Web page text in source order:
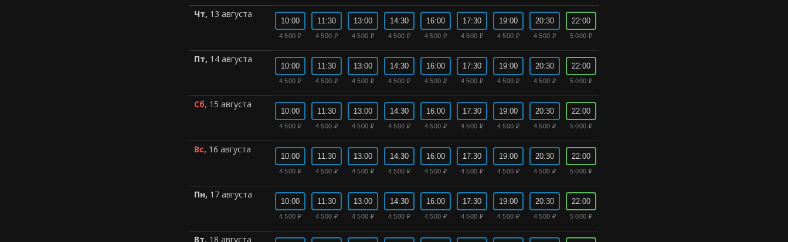
Чт, 13 августа
10:00
4 500 ₽
11:30
4 500 ₽
13:00
4 500 ₽
14:30
4 500 ₽
16:00
4 500 ₽
17:30
4 500 ₽
19:00
4 500 ₽
20:30
4 500 ₽
22:00
5 000 ₽
Пт, 14 августа
10:00
4 500 ₽
11:30
4 500 ₽
13:00
4 500 ₽
14:30
4 500 ₽
16:00
4 500 ₽
17:30
4 500 ₽
19:00
4 500 ₽
20:30
4 500 ₽
22:00
5 000 ₽
Сб, 15 августа
10:00
4 500 ₽
11:30
4 500 ₽
13:00
4 500 ₽
14:30
4 500 ₽
16:00
4 500 ₽
17:30
4 500 ₽
19:00
4 500 ₽
20:30
4 500 ₽
22:00
5 000 ₽
Вс, 16 августа
10:00
4 500 ₽
11:30
4 500 ₽
13:00
4 500 ₽
14:30
4 500 ₽
16:00
4 500 ₽
17:30
4 500 ₽
19:00
4 500 ₽
20:30
4 500 ₽
22:00
5 000 ₽
Пн, 17 августа
10:00
4 500 ₽
11:30
4 500 ₽
13:00
4 500 ₽
14:30
4 500 ₽
16:00
4 500 ₽
17:30
4 500 ₽
19:00
4 500 ₽
20:30
4 500 ₽
22:00
5 000 ₽
Вт, 18 августа